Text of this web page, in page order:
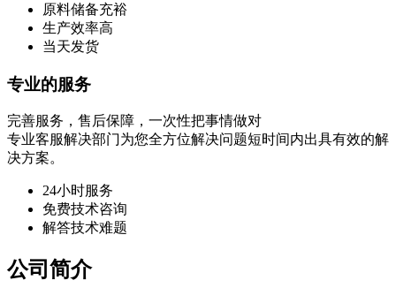
原料储备充裕
生产效率高
当天发货
专业的服务
完善服务，售后保障，一次性把事情做对
专业客服解决部门为您全方位解决问题短时间内出具有效的解
决方案。
24小时服务
免费技术咨询
解答技术难题
公司简介